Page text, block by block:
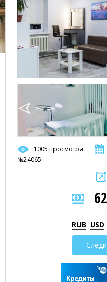
1005 просмотра
№24065
RUB USD